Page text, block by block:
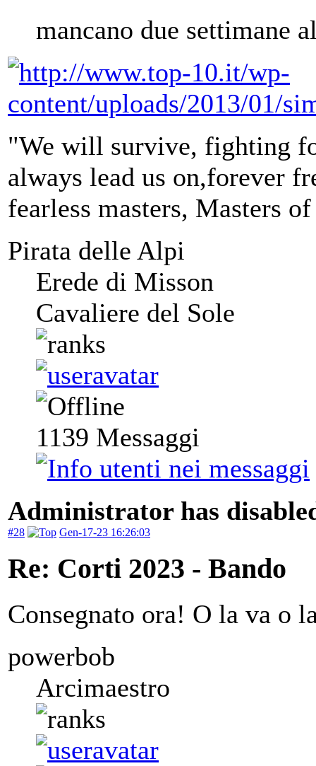
mancano due settimane
"We will survive, fighting
always lead us on,forever
fearless masters, Masters
Pirata delle Alpi
Erede di Misson
Cavaliere del Sole
1139 Messaggi
Administrator has
#28 Gen-17-23 16:26:03
Re: Corti 2023 - Bando
Consegnato ora! O la va o
powerbob
Arcimaestro